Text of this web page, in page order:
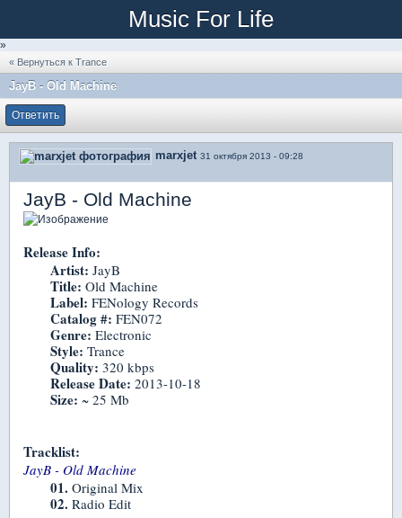
Music For Life
»
« Вернуться к Trance
JayB - Old Machine
Ответить
marxjet 31 октября 2013 - 09:28
JayB - Old Machine
Release Info:
Artist: JayB
Title: Old Machine
Label: FENology Records
Catalog #: FEN072
Genre: Electronic
Style: Trance
Quality: 320 kbps
Release Date: 2013-10-18
Size: ~ 25 Mb
Tracklist:
JayB - Old Machine
01. Original Mix
02. Radio Edit